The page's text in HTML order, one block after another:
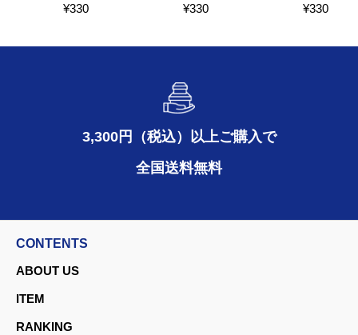
¥330 ¥330 ¥330
3,300円（税込）以上ご購入で
全国送料無料
CONTENTS
ABOUT US
ITEM
RANKING